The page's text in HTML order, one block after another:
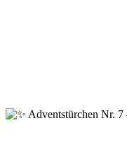
Adventstürchen Nr. 7